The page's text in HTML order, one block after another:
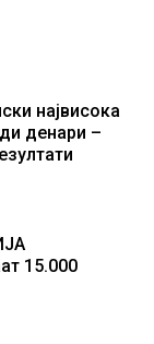
највисока
денари –
15.000